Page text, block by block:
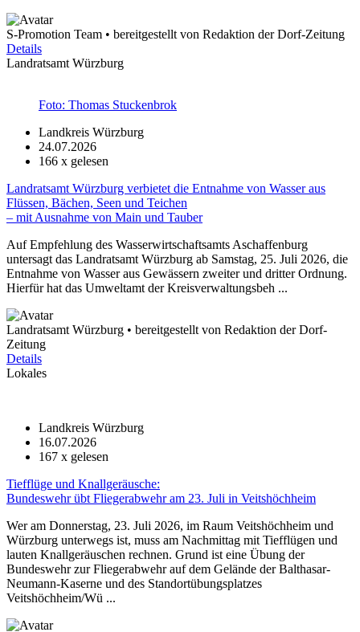
S-Promotion Team • bereitgestellt von Redaktion der Dorf-Zeitung
Details
Landratsamt Würzburg
Foto: Thomas Stuckenbrok
Landkreis Würzburg
24.07.2026
166 x gelesen
Landratsamt Würzburg verbietet die Entnahme von Wasser aus
Flüssen, Bächen, Seen und Teichen
– mit Ausnahme von Main und Tauber
Auf Empfehlung des Wasserwirtschaftsamts Aschaffenburg
untersagt das Landratsamt Würzburg ab Samstag, 25. Juli 2026, die
Entnahme von Wasser aus Gewässern zweiter und dritter Ordnung.
Hierfür hat das Umweltamt der Kreisverwaltungsbeh ...
Landratsamt Würzburg • bereitgestellt von Redaktion der Dorf-
Zeitung
Details
Lokales
Landkreis Würzburg
16.07.2026
167 x gelesen
Tiefflüge und Knallgeräusche:
Bundeswehr übt Fliegerabwehr am 23. Juli in Veitshöchheim
Wer am Donnerstag, 23. Juli 2026, im Raum Veitshöchheim und
Würzburg unterwegs ist, muss am Nachmittag mit Tiefflügen und
lauten Knallgeräuschen rechnen. Grund ist eine Übung der
Bundeswehr zur Fliegerabwehr auf dem Gelände der Balthasar-
Neumann-Kaserne und des Standortübungsplatzes
Veitshöchheim/Wü ...